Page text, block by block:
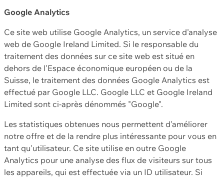
Google Analytics
Ce site web utilise Google Analytics, un service d'analyse
web de Google Ireland Limited. Si le responsable du
traitement des données sur ce site web est situé en
dehors de l'Espace économique européen ou de la
Suisse, le traitement des données Google Analytics est
effectué par Google LLC. Google LLC et Google Ireland
Limited sont ci-après dénommés "Google".
Les statistiques obtenues nous permettent d'améliorer
notre offre et de la rendre plus intéressante pour vous en
tant qu'utilisateur. Ce site utilise en outre Google
Analytics pour une analyse des flux de visiteurs sur tous
les appareils, qui est effectuée via un ID utilisateur. Si